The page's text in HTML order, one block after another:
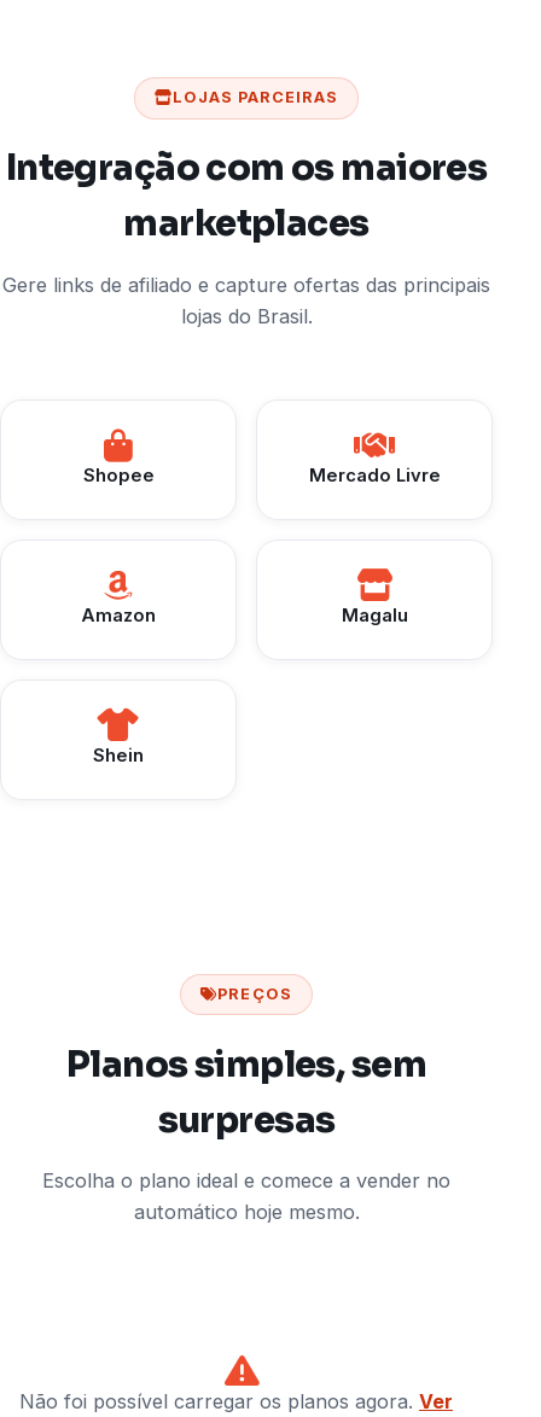
LOJAS PARCEIRAS
Integração com os maiores
marketplaces
Gere links de afiliado e capture ofertas das principais
lojas do Brasil.
Shopee Mercado Livre
Amazon Magalu
Shein
PREÇOS
Planos simples, sem
surpresas
Escolha o plano ideal e comece a vender no
automático hoje mesmo.
Não foi possível carregar os planos agora. Ver